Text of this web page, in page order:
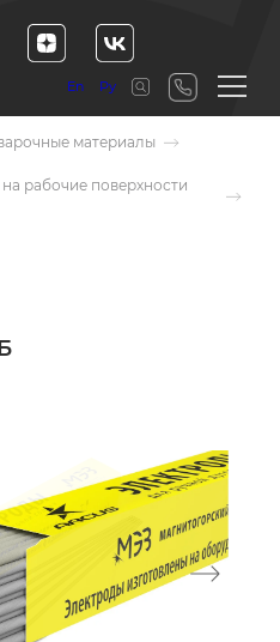
En Ру
материалы
рабочие поверхности